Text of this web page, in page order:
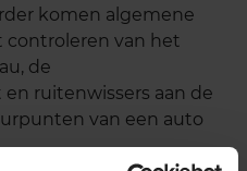
komen algemene
van het
de
ruitenwissers aan de
van een auto